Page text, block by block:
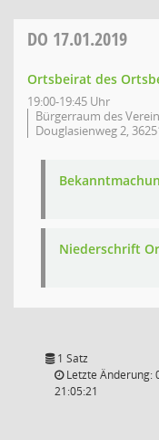
DO 17.01.2019
Ortsbeirat des
19:00-19:45 Uhr
Bürgerraum des
Douglasienweg 2,
Niederschrift
1 Satz
Letzte Änderung:
21:05:21